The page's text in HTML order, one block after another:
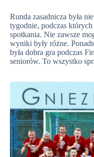
Runda zasadnicza była
tygodnie, podczas
spotkania. Nie zawsze
wyniki były różne.
była dobra gra podczas
seniorów. To wszystko